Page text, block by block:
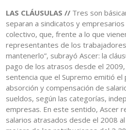
LAS CLÁUSULAS // Tres son
separan a sindicatos y
colectivo, que, frente a lo que
representantes de los
mantenerlo”, subrayó Ascer: la
pago de los atrasos desde el 2009,
sentencia que el Supremo emitió el
absorción y compensación de
sueldos, según las categorías,
empresas. En este sentido, Ascer
salarios atrasados desde el 2008